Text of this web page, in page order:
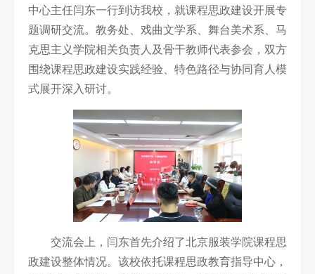
中心主任闫东一行到访我校，就课程思政建设开展专
题调研交流。教务处、戏曲文学系、舞台美术系、马
克思主义学院相关负责人及骨干教师代表参会，双方
围绕课程思政建设实践经验、特色路径与协同育人模
式展开深入研讨。
交流会上，闫东首先介绍了北京服装学院课程思
政建设整体情况。该校依托课程思政教育指导中心，